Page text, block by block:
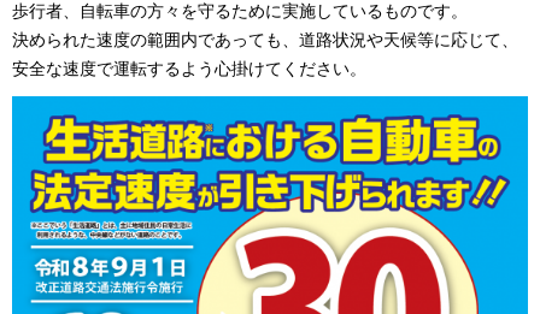
歩行者、自転車の方々を守るために実施しているものです。
決められた速度の範囲内であっても、道路状況や天候等に応じて、
安全な速度で運転するよう心掛けてください。